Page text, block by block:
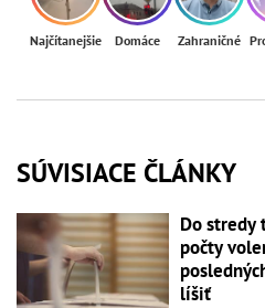
Najčítanejšie Domáce Zahraničné
SÚVISIACE ČLÁNKY
Do stredy
počty
líšiť